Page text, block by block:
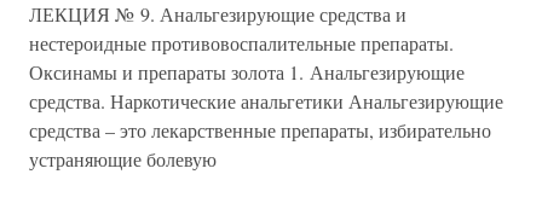
ЛЕКЦИЯ № 9. Анальгезирующие средства и
нестероидные противовоспалительные препараты.
Оксинамы и препараты золота 1. Анальгезирующие
средства. Наркотические анальгетики Анальгезирующие
средства – это лекарственные препараты, избирательно
устраняющие болевую